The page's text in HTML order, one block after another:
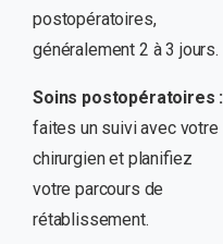
postopératoires,
généralement 2 à 3 jours.
Soins postopératoires :
faites un suivi avec votre
chirurgien et planifiez
votre parcours de
rétablissement.